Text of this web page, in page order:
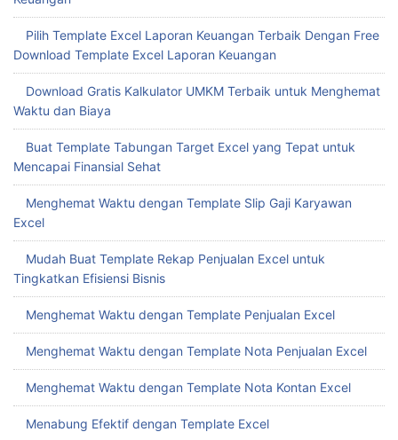
Template Laporan Keuangan Excel untuk Meningkatkan
Efisiensi Bisnis Anda
Mengoptimalkan Format Excel Laporan Keuangan untuk
Pengambilan Keputusan Cepat
Hadirkan Kemudahan dengan Download Template Laporan
Keuangan Excel Gratis
Buat Slip Gaji Otomatis dengan Template Slip Gaji Excel
Mengoptimalkan Keuangan dengan Template Excel Laporan
Keuangan
Pilih Template Excel Laporan Keuangan Terbaik Dengan Free
Download Template Excel Laporan Keuangan
Download Gratis Kalkulator UMKM Terbaik untuk Menghemat
Waktu dan Biaya
Buat Template Tabungan Target Excel yang Tepat untuk